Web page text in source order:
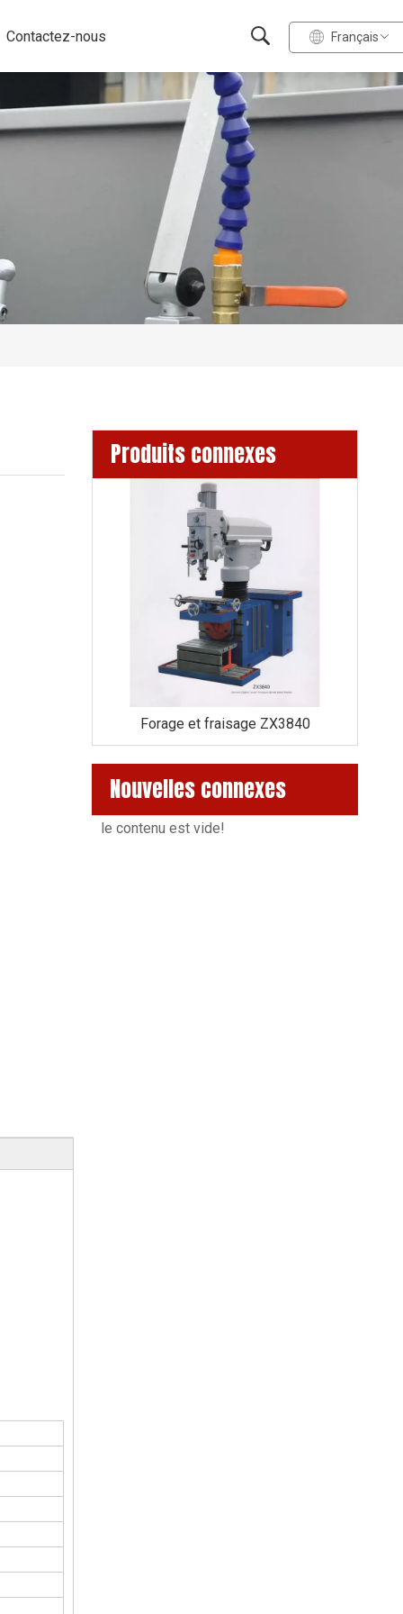
Contactez-nous Français
Produits connexes
Forage et fraisage ZX3840
Nouvelles connexes
le contenu est vide!